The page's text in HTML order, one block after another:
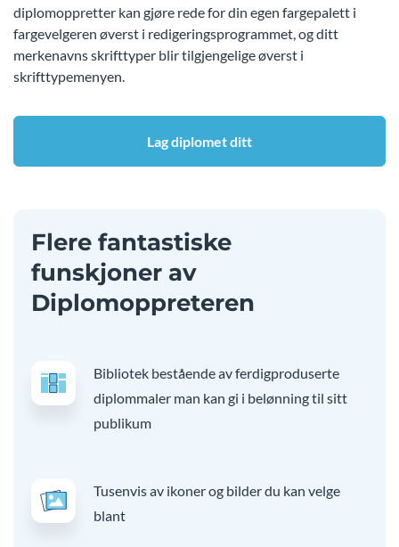
diplomoppretter kan gjøre rede for din egen fargepalett i
fargevelgeren øverst i redigeringsprogrammet, og ditt
merkenavns skrifttyper blir tilgjengelige øverst i
skrifttypemenyen.
Lag diplomet ditt
Flere fantastiske
funskjoner av
Diplomoppreteren
Bibliotek bestående av ferdigproduserte
diplommaler man kan gi i belønning til sitt
publikum
Tusenvis av ikoner og bilder du kan velge
blant